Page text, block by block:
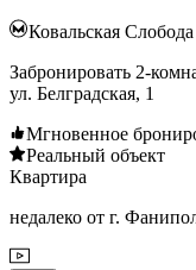
Ковальская Слобода
Забронировать 2-
ул. Белградская, 1
Мгновенное
Реальный объект
Квартира
недалеко от г.